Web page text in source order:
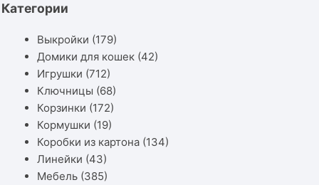
Категории
Выкройки (179)
Домики для кошек (42)
Игрушки (712)
Ключницы (68)
Корзинки (172)
Кормушки (19)
Коробки из картона (134)
Линейки (43)
Мебель (385)